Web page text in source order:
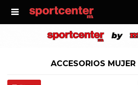

ACCESORIOS MUJER